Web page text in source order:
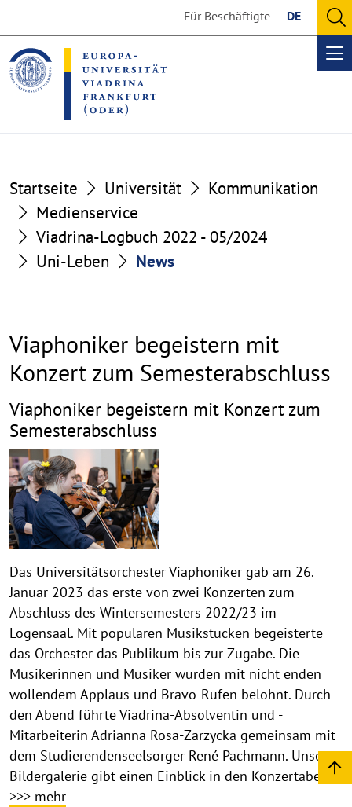
the
content
section
the
footer
section
Für Beschäftigte DE
Startseite Universität
Kommunikation
Medienservice
Viadrina-Logbuch 2022 - 05/2024
Uni-Leben
News
Viaphoniker begeistern mit
Konzert zum Semesterabschluss
Viaphoniker begeistern mit Konzert zum
Semesterabschluss
Das Universitätsorchester Viaphoniker gab am 26.
Januar 2023 das erste von zwei Konzerten zum
Abschluss des Wintersemesters 2022/23 im
Logensaal. Mit populären Musikstücken begeisterte
das Orchester das Publikum bis zur Zugabe. Die
Musikerinnen und Musiker wurden mit nicht enden
wollendem Applaus und Bravo-Rufen belohnt. Durch
den Abend führte Viadrina-Absolventin und -
Mitarbeiterin Adrianna Rosa-Zarzycka gemeinsam mit
dem Studierendenseelsorger René Pachmann. Unsere
Bildergalerie gibt einen Einblick in den Konzertabend.
>>> mehr